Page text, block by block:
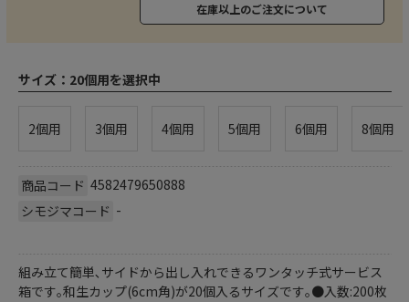
在庫以上のご注文について
サイズ： 20個用を選択中
2個用 3個用 4個用 5個用 6個用 8個用
商品コード 4582479650888
シモジマコード -
組み立て簡単､サイドから出し入れできるワンタッチ式サービス
箱です｡和生カップ(6cm角)が20個入るサイズです｡●入数:200枚